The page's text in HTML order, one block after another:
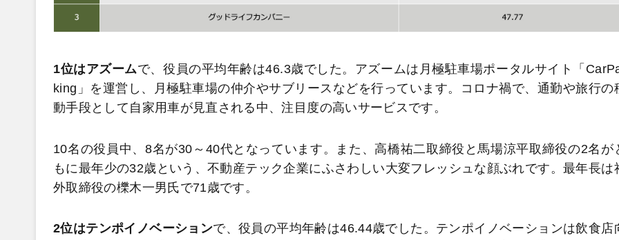
1位はアズームで、役員の平均年齢は46.3歳でした。アズームは月極駐車場ポータルサイト「
king」を運営し、月極駐車場の仲介やサブリースなどを行っています。コロナ禍で、通勤や旅行の
動手段として自家用車が見直される中、注目度の高いサービスです。
10名の役員中、8名が30～40代となっています。また、高橋祐二取締役と馬場涼平取締役の2名が
もに最年少の32歳という、不動産テック企業にふさわしい大変フレッシュな顔ぶれです。最年長は
外取締役の櫟木一男氏で71歳です。
2位はテンポイノベーションで、役員の平均年齢は46.44歳でした。テンポイノベーションは飲食店